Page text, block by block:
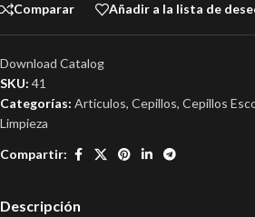
Comparar Añadir a la lista de
Download Catalog
SKU: 41
Categorías: Articulos, Cepillos, Cepillos
Limpieza
Compartir:
Descripción